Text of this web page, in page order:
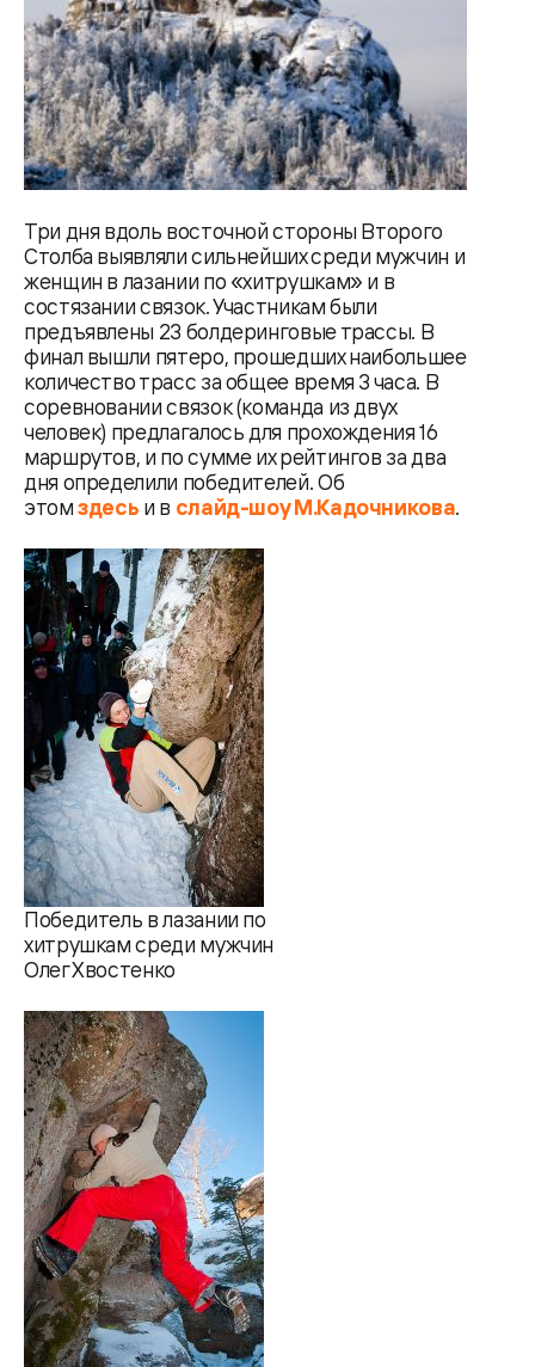
Три дня вдоль восточной стороны Второго
Столба выявляли сильнейших среди мужчин и
женщин в лазании по «хитрушкам» и в
состязании связок. Участникам были
предъявлены 23 болдеринговые трассы. В
финал вышли пятеро, прошедших наибольшее
количество трасс за общее время 3 часа. В
соревновании связок (команда из двух
человек) предлагалось для прохождения 16
маршрутов, и по сумме их рейтингов за два
дня определили победителей. Об
этомздесь и в слайд-шоу М.Кадочникова.
Победитель в лазании по
хитрушкам среди мужчин
Олег Хвостенко